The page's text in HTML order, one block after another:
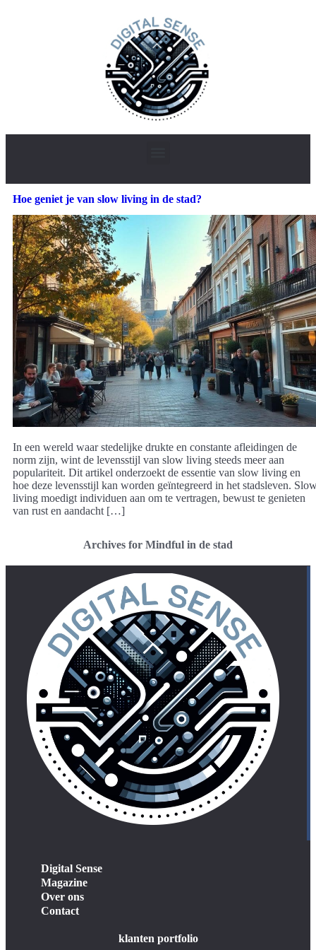
Hoe geniet je van slow living in de stad?
In een wereld waar stedelijke drukte en constante afleidingen de
norm zijn, wint de levensstijl van slow living steeds meer aan
populariteit. Dit artikel onderzoekt de essentie van slow living en
hoe deze levensstijl kan worden geïntegreerd in het stadsleven.
living moedigt individuen aan om te vertragen, bewust te genieten
van rust en aandacht […]
Archives for Mindful in de stad
Digital Sense
Magazine
Over ons
Contact
klanten portfolio